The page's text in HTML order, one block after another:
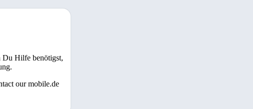
Du Hilfe benötigst,
our mobile.de